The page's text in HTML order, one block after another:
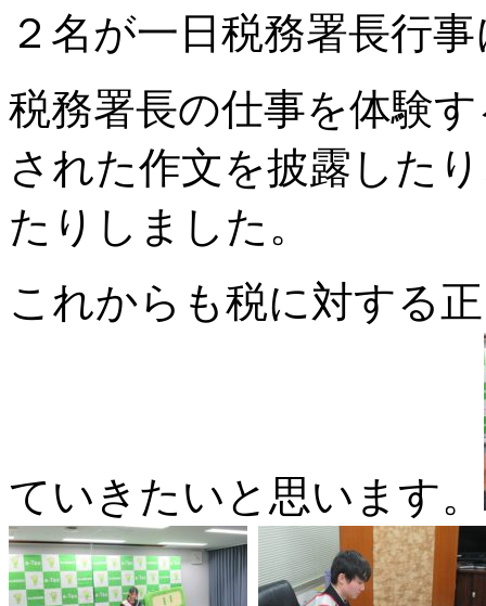
２名が一日税務署長行
税務署長の仕事を体験
された作文を披露した
たりしました。
これからも税に対する
ていきたいと思います。